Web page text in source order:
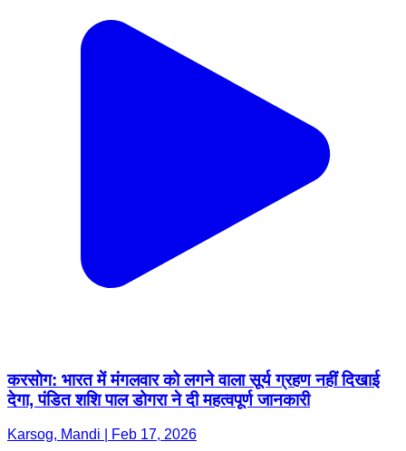
करसोग: भारत में मंगलवार को लगने वाला सूर्य ग्रहण नहीं दिखाई
देगा, पंडित शशि पाल डोगरा ने दी महत्वपूर्ण जानकारी
Karsog, Mandi | Feb 17, 2026